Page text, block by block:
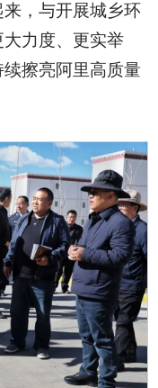
，与开展城乡环
力度、更实举
擦亮阿里高质量